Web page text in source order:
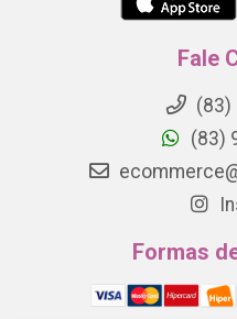
Fale
(83)
(83)
Formas